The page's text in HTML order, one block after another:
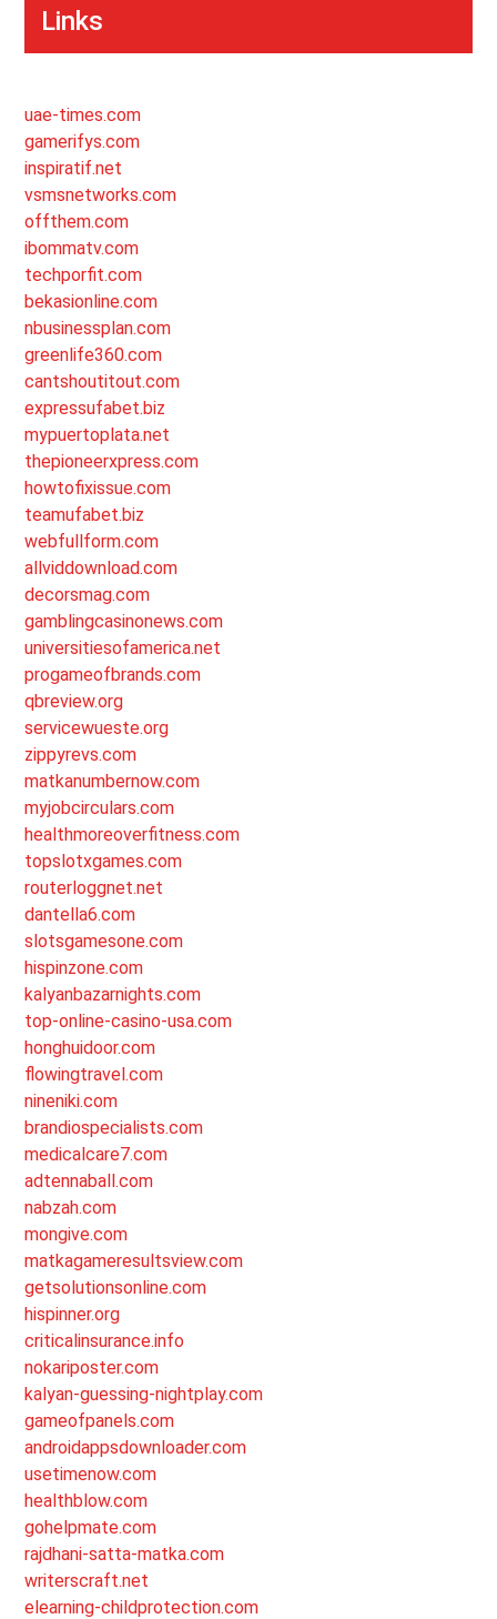
Links
uae-times.com
gamerifys.com
inspiratif.net
vsmsnetworks.com
offthem.com
ibommatv.com
techporfit.com
bekasionline.com
nbusinessplan.com
greenlife360.com
cantshoutitout.com
expressufabet.biz
mypuertoplata.net
thepioneerxpress.com
howtofixissue.com
teamufabet.biz
webfullform.com
allviddownload.com
decorsmag.com
gamblingcasinonews.com
universitiesofamerica.net
progameofbrands.com
qbreview.org
servicewueste.org
zippyrevs.com
matkanumbernow.com
myjobcirculars.com
healthmoreoverfitness.com
topslotxgames.com
routerloggnet.net
dantella6.com
slotsgamesone.com
hispinzone.com
kalyanbazarnights.com
top-online-casino-usa.com
honghuidoor.com
flowingtravel.com
nineniki.com
brandiospecialists.com
medicalcare7.com
adtennaball.com
nabzah.com
mongive.com
matkagameresultsview.com
getsolutionsonline.com
hispinner.org
criticalinsurance.info
nokariposter.com
kalyan-guessing-nightplay.com
gameofpanels.com
androidappsdownloader.com
usetimenow.com
healthblow.com
gohelpmate.com
rajdhani-satta-matka.com
writerscraft.net
elearning-childprotection.com